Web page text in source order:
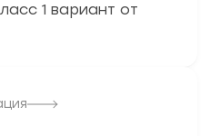
1 вариант от